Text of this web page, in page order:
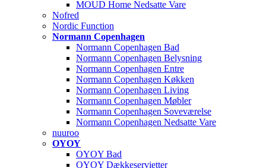
MOUD Home Nedsatte Vare
Nofred
Nordic Function
Normann Copenhagen
Normann Copenhagen Bad
Normann Copenhagen Belysning
Normann Copenhagen Entre
Normann Copenhagen Køkken
Normann Copenhagen Living
Normann Copenhagen Møbler
Normann Copenhagen Soveværelse
Normann Copenhagen Nedsatte Vare
nuuroo
OYOY
OYOY Bad
OYOY Dækkeservietter